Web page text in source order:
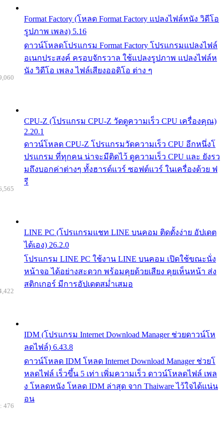
Format Factory (โหลด Format Factory แปลงไฟล์หนัง วิดีโอ
รูปภาพ เพลง) 5.16
ดาวน์โหลดโปรแกรม Format Factory โปรแกรมแปลงไฟล์
อเนกประสงค์ ครอบจักรวาล ใช้แปลงรูปภาพ แปลงไฟล์ห
นัง วิดีโอ เพลง ไฟล์เสียงออดิโอ ต่าง ๆ
CPU-Z (โปรแกรม CPU-Z วัดดูความเร็ว CPU เครื่องคุณ)
2.20.1
ดาวน์โหลด CPU-Z โปรแกรมวัดความเร็ว CPU อีกหนึ่งโ
ปรแกรม ที่ทุกคน น่าจะมีติดไว้ ดูความเร็ว CPU และ ยังรว
มถึงบอกค่าต่างๆ ทั้งฮารด์แวร์ ซอฟต์แวร์ ในเครื่องด้วย ฟ
รี
LINE PC (โปรแกรมแชท LINE บนคอม ติดตั้งง่าย อัปเดต
ได้เอง) 26.2.0
โปรแกรม LINE PC ใช้งาน LINE บนคอม เปิดใช้ขณะนั่ง
หน้าจอ ได้อย่างสะดวก พร้อมคุยด้วยเสียง คุยเห็นหน้า ส่ง
สติกเกอร์ มีการอัปเดตสม่ำเสมอ
IDM (โปรแกรม Internet Download Manager ช่วยดาวน์โห
ลดไฟล์) 6.43.8
ดาวน์โหลด IDM โหลด Internet Download Manager ช่วยโ
หลดไฟล์ เร็วขึ้น 5 เท่า เพิ่มความเร็ว ดาวน์โหลดไฟล์ เพล
ง โหลดหนัง โหลด IDM ล่าสุด จาก Thaiware ไว้ใจได้แน่น
อน
476